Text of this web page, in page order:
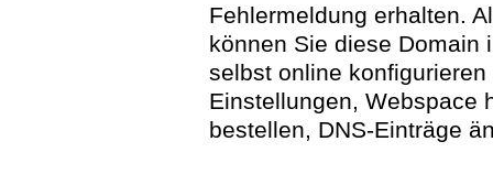
Fehlermeldung erhalten.
können Sie diese Domain
selbst online
Einstellungen, Webspace
bestellen, DNS-Einträge